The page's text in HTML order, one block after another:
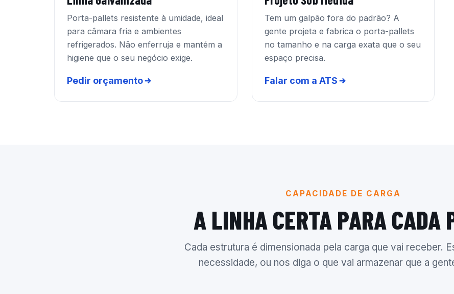
Porta-pallets resistente à umidade, ideal
para câmara fria e ambientes
refrigerados. Não enferruja e mantém a
higiene que o seu negócio exige.
Pedir orçamento
Tem um galpão fora do padrão? A
gente projeta e fabrica o porta-pallets
no tamanho e na carga exata que o seu
espaço precisa.
Falar com a ATS
CAPACIDADE DE CARGA
A LINHA CERTA PARA CADA
Cada estrutura é dimensionada pela carga que vai receber.
necessidade, ou nos diga o que vai armazenar que a